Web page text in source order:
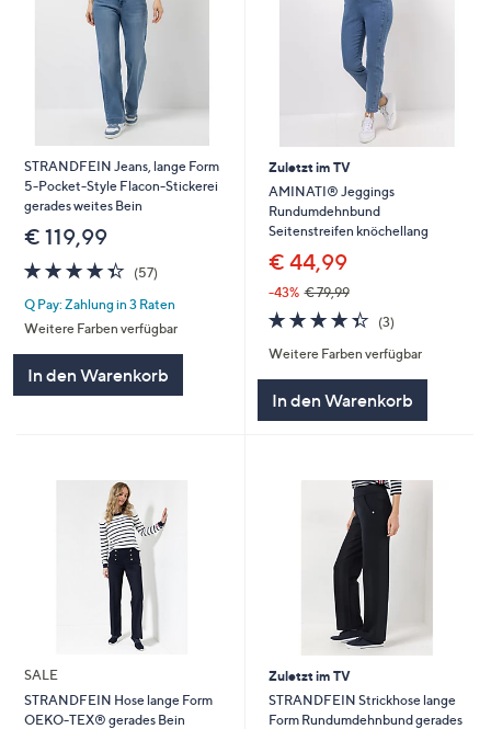
STRANDFEIN Jeans, lange Form
5-Pocket-Style Flacon-Stickerei
gerades weites Bein
€ 119,99
4.3
von
5
(57)
Q Pay: Zahlung in 3 Raten
Weitere Farben verfügbar
In den Warenkorb
Zuletzt im TV
AMINATI® Jeggings
Rundumdehnbund
Seitenstreifen knöchellang
€ 44,99
-43% € 79,99
4.3
von
5
(3)
Weitere Farben verfügbar
In den Warenkorb
SALE
STRANDFEIN Hose lange Form
OEKO-TEX® gerades Bein
Zuletzt im TV
STRANDFEIN Strickhose lange
Form Rundumdehnbund gerades